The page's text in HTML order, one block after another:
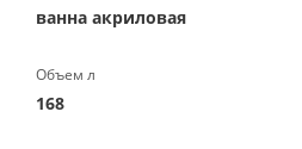
ванна акриловая
Объем л
168